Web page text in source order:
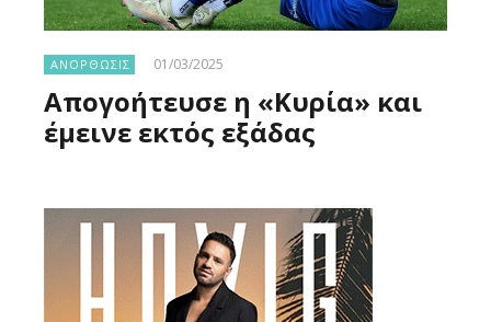
ΑΝΟΡΘΩΣΙΣ 01/03/2025
Απογοήτευσε η «Κυρία» και
έμεινε εκτός εξάδας